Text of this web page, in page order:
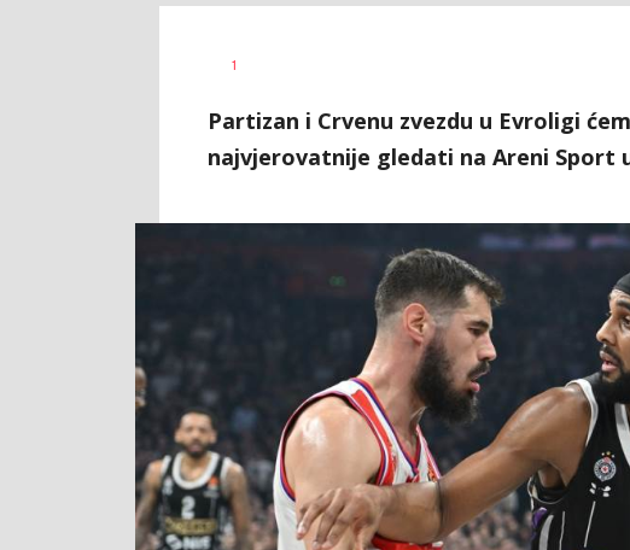
AUTOR
1
Partizan i Crvenu zvezdu u Evroligi
najvjerovatnije gledati na Areni Sport